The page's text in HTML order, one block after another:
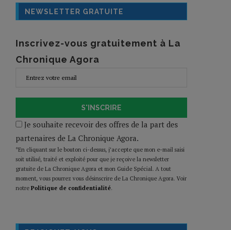
NEWSLETTER GRATUITE
Inscrivez-vous gratuitement à La
Chronique Agora
S'INSCRIRE
Je souhaite recevoir des offres de la part des
partenaires de La Chronique Agora.
*En cliquant sur le bouton ci-dessus, j’accepte que mon e-mail saisi
soit utilisé, traité et exploité pour que je reçoive la newsletter
gratuite de La Chronique Agora et mon Guide Spécial. A tout
moment, vous pourrez vous désinscrire de La Chronique Agora. Voir
notre Politique de confidentialité.